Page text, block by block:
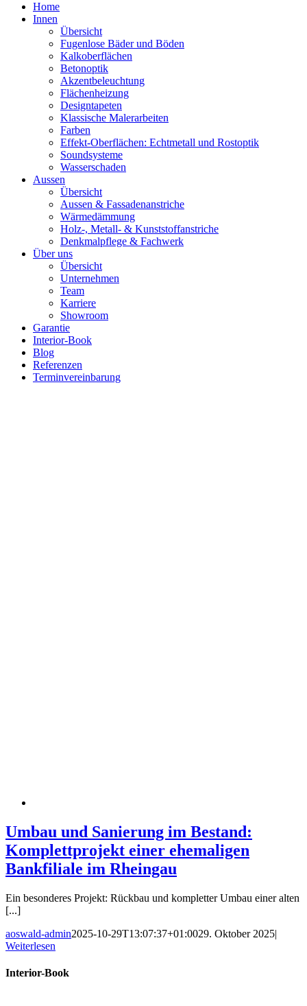
Home
Innen
Übersicht
Fugenlose Bäder und Böden
Kalkoberflächen
Betonoptik
Akzentbeleuchtung
Flächenheizung
Designtapeten
Klassische Malerarbeiten
Farben
Effekt-Oberflächen: Echtmetall und Rostoptik
Soundsysteme
Wasserschaden
Aussen
Übersicht
Aussen & Fassadenanstriche
Wärmedämmung
Holz-, Metall- & Kunststoffanstriche
Denkmalpflege & Fachwerk
Über uns
Übersicht
Unternehmen
Team
Karriere
Showroom
Garantie
Interior-Book
Blog
Referenzen
Terminvereinbarung
Umbau und Sanierung im Bestand:
Komplettprojekt einer ehemaligen
Bankfiliale im Rheingau
Ein besonderes Projekt: Rückbau und kompletter Umbau einer alten
[...]
aoswald-admin2025-10-29T13:07:37+01:0029. Oktober 2025|
Weiterlesen
Interior-Book